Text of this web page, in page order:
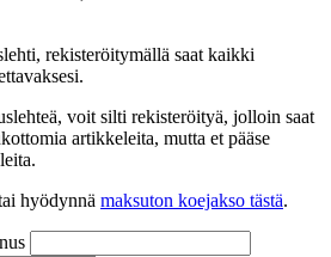
rekisteröitymällä saat kaikki
voit silti rekisteröityä, jolloin saat
artikkeleita, mutta et pääse
hyödynnä maksuton koejakso tästä.